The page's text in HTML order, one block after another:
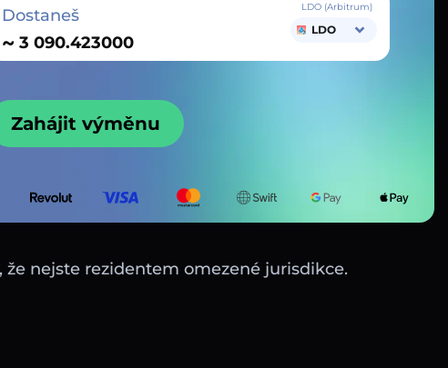
Dostaneš
~
LDO (Arbitrum)
LDO
Zahájit výměnu
nejste rezidentem omezené jurisdikce.